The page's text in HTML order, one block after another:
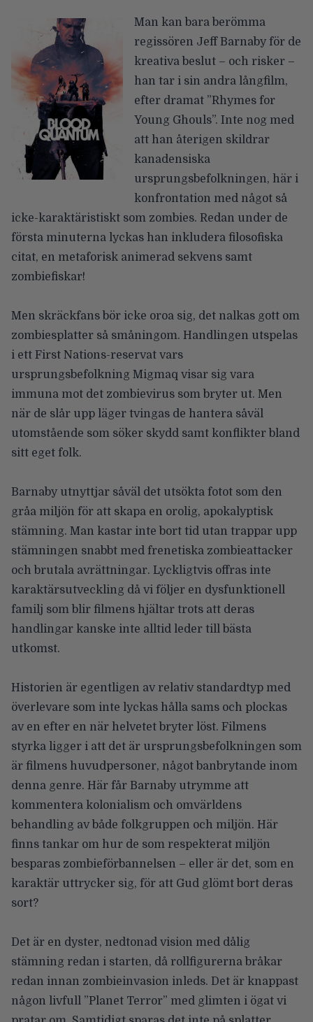
Man kan bara berömma
regissören Jeff Barnaby för de
kreativa beslut – och risker –
han tar i sin andra långfilm,
efter dramat ”Rhymes for
Young Ghouls”. Inte nog med
att han återigen skildrar
kanadensiska
ursprungsbefolkningen, här i
konfrontation med något så
icke-karaktäristiskt som zombies. Redan under de
första minuterna lyckas han inkludera filosofiska
citat, en metaforisk animerad sekvens samt
zombiefiskar!
Men skräckfans bör icke oroa sig, det nalkas gott om
zombiesplatter så småningom. Handlingen utspelas
i ett First Nations-reservat vars
ursprungsbefolkning Migmaq visar sig vara
immuna mot det zombievirus som bryter ut. Men
när de slår upp läger tvingas de hantera såväl
utomstående som söker skydd samt konflikter bland
sitt eget folk.
Barnaby utnyttjar såväl det utsökta fotot som den
gråa miljön för att skapa en orolig, apokalyptisk
stämning. Man kastar inte bort tid utan trappar upp
stämningen snabbt med frenetiska zombieattacker
och brutala avrättningar. Lyckligtvis offras inte
karaktärsutveckling då vi följer en dysfunktionell
familj som blir filmens hjältar trots att deras
handlingar kanske inte alltid leder till bästa
utkomst.
Historien är egentligen av relativ standardtyp med
överlevare som inte lyckas hålla sams och plockas
av en efter en när helvetet bryter löst. Filmens
styrka ligger i att det är ursprungsbefolkningen som
är filmens huvudpersoner, något banbrytande inom
denna genre. Här får Barnaby utrymme att
kommentera kolonialism och omvärldens
behandling av både folkgruppen och miljön. Här
finns tankar om hur de som respekterat miljön
besparas zombieförbannelsen – eller är det, som en
karaktär uttrycker sig, för att Gud glömt bort deras
sort?
Det är en dyster, nedtonad vision med dålig
stämning redan i starten, då rollfigurerna bråkar
redan innan zombieinvasion inleds. Det är knappast
någon livfull ”Planet Terror” med glimten i ögat vi